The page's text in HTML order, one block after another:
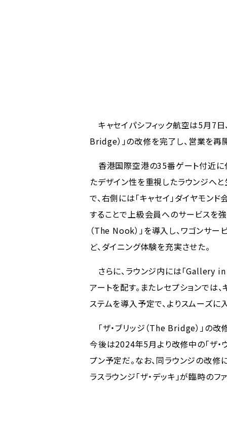
キャセイパシフィック航空は5月7日
Bridge）」の改修を完了し、営業を再
香港国際空港の35番ゲート付近に
たデザイン性を重視したラウンジへ
で、右側には「キャセイ」ダイヤモン
することで上級会員へのサービスを強
（The Nook）」を導入し、ワゴンサ
ど、ダイニング体験を充実させた。
さらに、ラウンジ内には「Gallery
アートを配す。またレセプションでは
ステムを導入予定で、よりスムーズに
「ザ・ブリッジ（The Bridge）」の
今後は2024年5月より改修中の「ザ・
プン予定だ。なお、同ラウンジの改修
ラスラウンジ「ザ・デッキ」が臨時の